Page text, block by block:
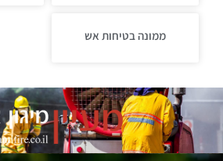
ממונה בטיחות אש